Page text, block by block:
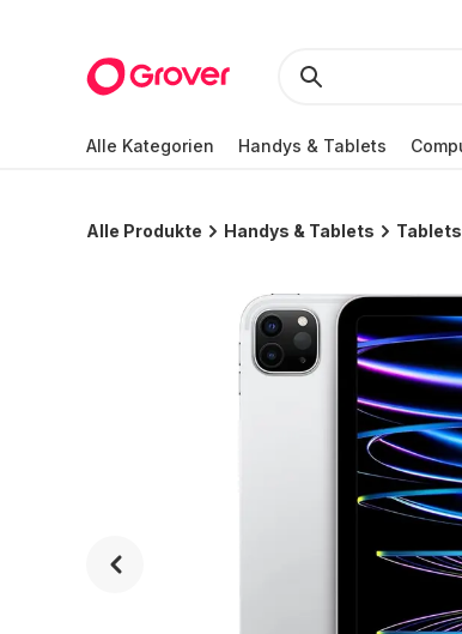
Alle Kategorien Handys & Tablets
Alle Produkte Handys & Tablets Tablets